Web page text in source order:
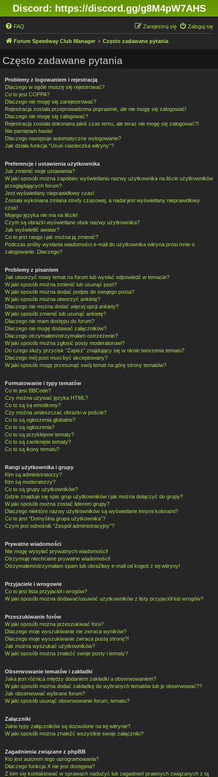
Discord: https://discord.gg/g8M4pW7AHS
FAQ Zaloguj się
Zarejestruj się
Forum Speedway Club Manager Często zadawane pytania
Często zadawane pytania
Problemy z logowaniem i rejestracją
Dlaczego w ogóle muszę się rejestrować?
Co to jest COPPA?
Dlaczego nie mogę się zarejestrować?
Rejestracja została przeprowadzona poprawnie, ale nie mogę się zalogować!
Dlaczego nie mogę się zalogować?
Rejestracja została dokonana jakiś czas temu, ale teraz nie mogę się zalogować?!
Nie pamiętam hasła!
Dlaczego następuje automatyczne wylogowanie?
Jak działa funkcja “Usuń ciasteczka witryny”?
Preferencje i ustawienia użytkownika
Jak zmienić moje ustawienia?
W jaki sposób można zapobiec wyświetlaniu nazwy użytkownika na liście użytkowników
przeglądających forum?
Jest wyświetlany nieprawidłowy czas!
Została wykonana zmiana strefy czasowej, a nadal jest wyświetlany nieprawidłowy
czas!
Mojego języka nie ma na liście!
Czym są obrazki wyświetlane obok nazwy użytkownika?
Jak wyświetlić awatar?
Co to jest ranga i jak można ją zmienić?
Podczas próby wysłania wiadomości e-mail do użytkownika witryna prosi mnie o
zalogowanie. Dlaczego?
Problemy z pisaniem
Jak utworzyć nowy temat na forum lub wysłać odpowiedź w temacie?
W jaki sposób można zmienić lub usunąć post?
W jaki sposób można dodać podpis do swojego posta?
W jaki sposób można utworzyć ankietę?
Dlaczego nie można dodać więcej opcji ankiety?
W jaki sposób zmienić lub usunąć ankietę?
Dlaczego nie mam dostępu do forum?
Dlaczego nie mogę dodawać załączników?
Dlaczego otrzymałem/otrzymałam ostrzeżenie?
W jaki sposób można zgłosić posty moderatorowi?
Do czego służy przycisk “Zapisz” znajdujący się w oknie tworzenia tematu?
Dlaczego mój post musi być akceptowany?
W jaki sposób mogę przesunąć swój temat na górę strony tematów?
Formatowanie i typy tematów
Co to jest BBCode?
Czy można używać języka HTML?
Co to są są emotikony?
Czy można umieszczać obrazki w poście?
Co to są ogłoszenia globalne?
Co to są ogłoszenia?
Co to są przyklejone tematy?
Co to są zamknięte tematy?
Co to są ikony tematu?
Rangi użytkownika i grupy
Kim są administratorzy?
Kim są moderatorzy?
Co to są grupy użytkowników?
Gdzie znajduje się spis grup użytkowników i jak można dołączyć do grupy?
W jaki sposób można zostać liderem grupy?
Dlaczego niektóre nazwy użytkowników są wyświetlane innymi kolorami?
Co to jest “Domyślna grupa użytkownika”?
Czym jest odnośnik “Zespół administracyjny”?
Prywatne wiadomości
Nie mogę wysyłać prywatnych wiadomości!
Otrzymuję niechciane prywatne wiadomości!
Otrzymałem/otrzymałam spam lub obraźliwy e-mail od kogoś z tej witryny!
Przyjaciele i wrogowie
Co to jest lista przyjaciół i wrogów?
W jaki sposób można dodawać/usuwać użytkowników z listy przyjaciół lub wrogów?
Przeszukiwanie forów
W jaki sposób można przeszukiwać fora?
Dlaczego moje wyszukiwanie nie zwraca wyników?
Dlaczego moje wyszukiwanie zwraca pustą stronę?!
Jak można wyszukać użytkowników?
W jaki sposób można znaleźć swoje posty i tematy?
Obserwowanie tematów i zakładki
Jaka jest różnica między dodaniem zakładki a obserwowaniem?
W jaki sposób można dodać zakładkę do wybranych tematów lub je obserwować??
Jak obserwować wybrane forum?
W jaki sposób usunąć obserwowanie forum, tematu?
Załączniki
Jakie typy załączników są dozwolone na tej witrynie?
W jaki sposób można znaleźć wszystkie swoje załączniki?
Zagadnienia związane z phpBB
Kto jest autorem tego oprogramowania?
Dlaczego funkcja X nie jest dostępna?
Z kim się kontaktować w sprawach nadużyć lub zagadnień prawnych związanych z tą